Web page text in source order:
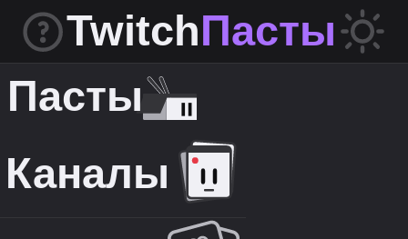
TwitchПасты
Пасты
Каналы